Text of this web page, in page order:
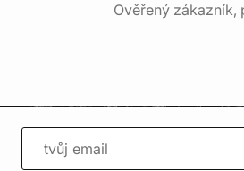
Ověřený zákazník,